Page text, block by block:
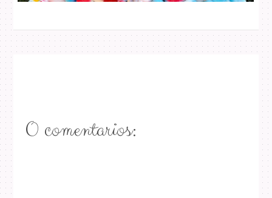
0 comentarios: